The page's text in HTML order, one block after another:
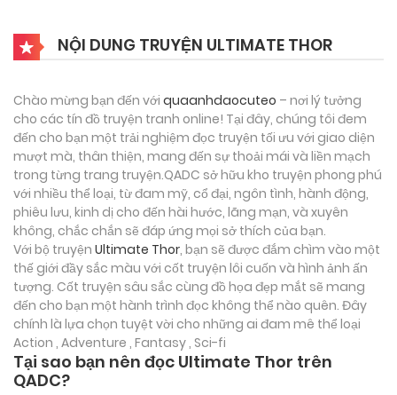
NỘI DUNG TRUYỆN ULTIMATE THOR
Chào mừng bạn đến với quaanhdaocuteo – nơi lý tưởng
cho các tín đồ truyện tranh online! Tại đây, chúng tôi đem
đến cho bạn một trải nghiệm đọc truyện tối ưu với giao diện
mượt mà, thân thiện, mang đến sự thoải mái và liền mạch
trong từng trang truyện.QADC sở hữu kho truyện phong phú
với nhiều thể loại, từ đam mỹ, cổ đại, ngôn tình, hành động,
phiêu lưu, kinh dị cho đến hài hước, lãng mạn, và xuyên
không, chắc chắn sẽ đáp ứng mọi sở thích của bạn.
Với bộ truyện Ultimate Thor, bạn sẽ được đắm chìm vào một
thế giới đầy sắc màu với cốt truyện lôi cuốn và hình ảnh ấn
tượng. Cốt truyện sâu sắc cùng đồ họa đẹp mắt sẽ mang
đến cho bạn một hành trình đọc không thể nào quên. Đây
chính là lựa chọn tuyệt vời cho những ai đam mê thể loại
Action , Adventure , Fantasy , Sci-fi
Tại sao bạn nên đọc Ultimate Thor trên
QADC?